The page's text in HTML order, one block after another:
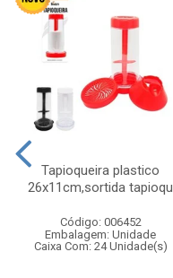
Tapioqueira plastico
26x11cm,sortida tapioqu
Código: 006452
Embalagem: Unidade
Caixa Com: 24 Unidade(s)